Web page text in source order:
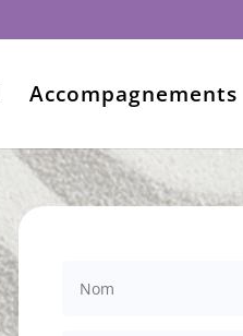
Accompagnements